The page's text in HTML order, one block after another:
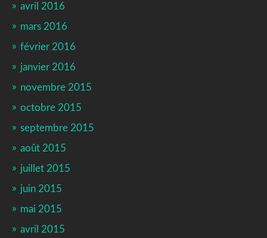
avril 2016
mars 2016
février 2016
janvier 2016
novembre 2015
octobre 2015
septembre 2015
août 2015
juillet 2015
juin 2015
mai 2015
avril 2015